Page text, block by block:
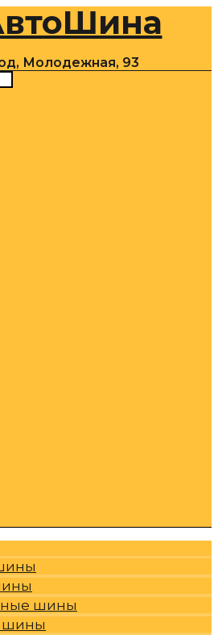
Молодежная, 93
шины
шины